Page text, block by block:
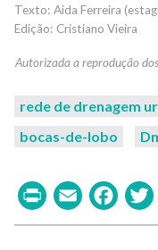
Aida Ferreira
Cristiano Vieira
rede de drenagem
bocas-de-lobo
PrintEmail